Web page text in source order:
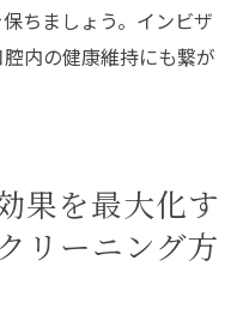
ちましょう。インビザ
内の健康維持にも繋が
果を最大化す
リーニング方